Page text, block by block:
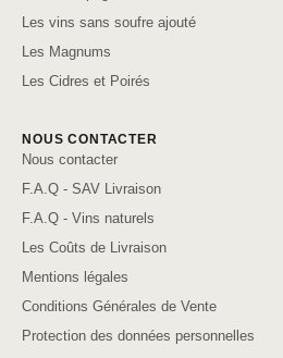
Les vins sans soufre ajouté
Les Magnums
Les Cidres et Poirés
NOUS CONTACTER
Nous contacter
F.A.Q - SAV Livraison
F.A.Q - Vins naturels
Les Coûts de Livraison
Mentions légales
Conditions Générales de Vente
Protection des données personnelles